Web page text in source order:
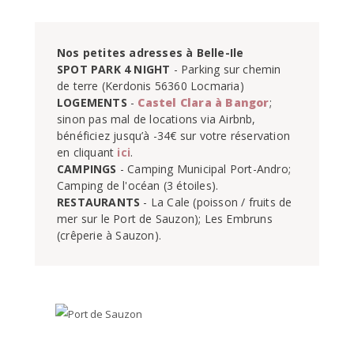
Nos petites adresses à Belle-Ile
SPOT PARK 4 NIGHT - Parking sur chemin
LOGEMENTS - Castel Clara à Bangor;
sinon pas mal de locations via Airbnb,
bénéficiez jusqu’à -34€ sur votre réservation
en cliquant ici
CAMPINGS - Camping Municipal Port-Andro;
RESTAURANTS - La Cale (poisson / fruits de
mer sur le Port de Sauzon); Les Embruns
(crêperie à Sauzon).